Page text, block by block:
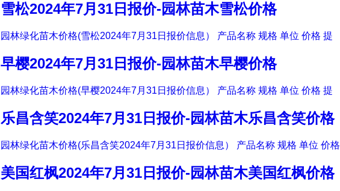
雪松2024年7月31日报价-园林苗木雪松价格
园林绿化苗木价格(雪松2024年7月31日报价信息） 产品名称 规格 单位 价格 提
早樱2024年7月31日报价-园林苗木早樱价格
园林绿化苗木价格(早樱2024年7月31日报价信息） 产品名称 规格 单位 价格 提
乐昌含笑2024年7月31日报价-园林苗木乐昌含笑价格
园林绿化苗木价格(乐昌含笑2024年7月31日报价信息） 产品名称 规格 单位 价格
美国红枫2024年7月31日报价-园林苗木美国红枫价格